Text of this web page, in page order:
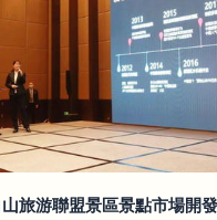
旅游聯盟景區景點市場開